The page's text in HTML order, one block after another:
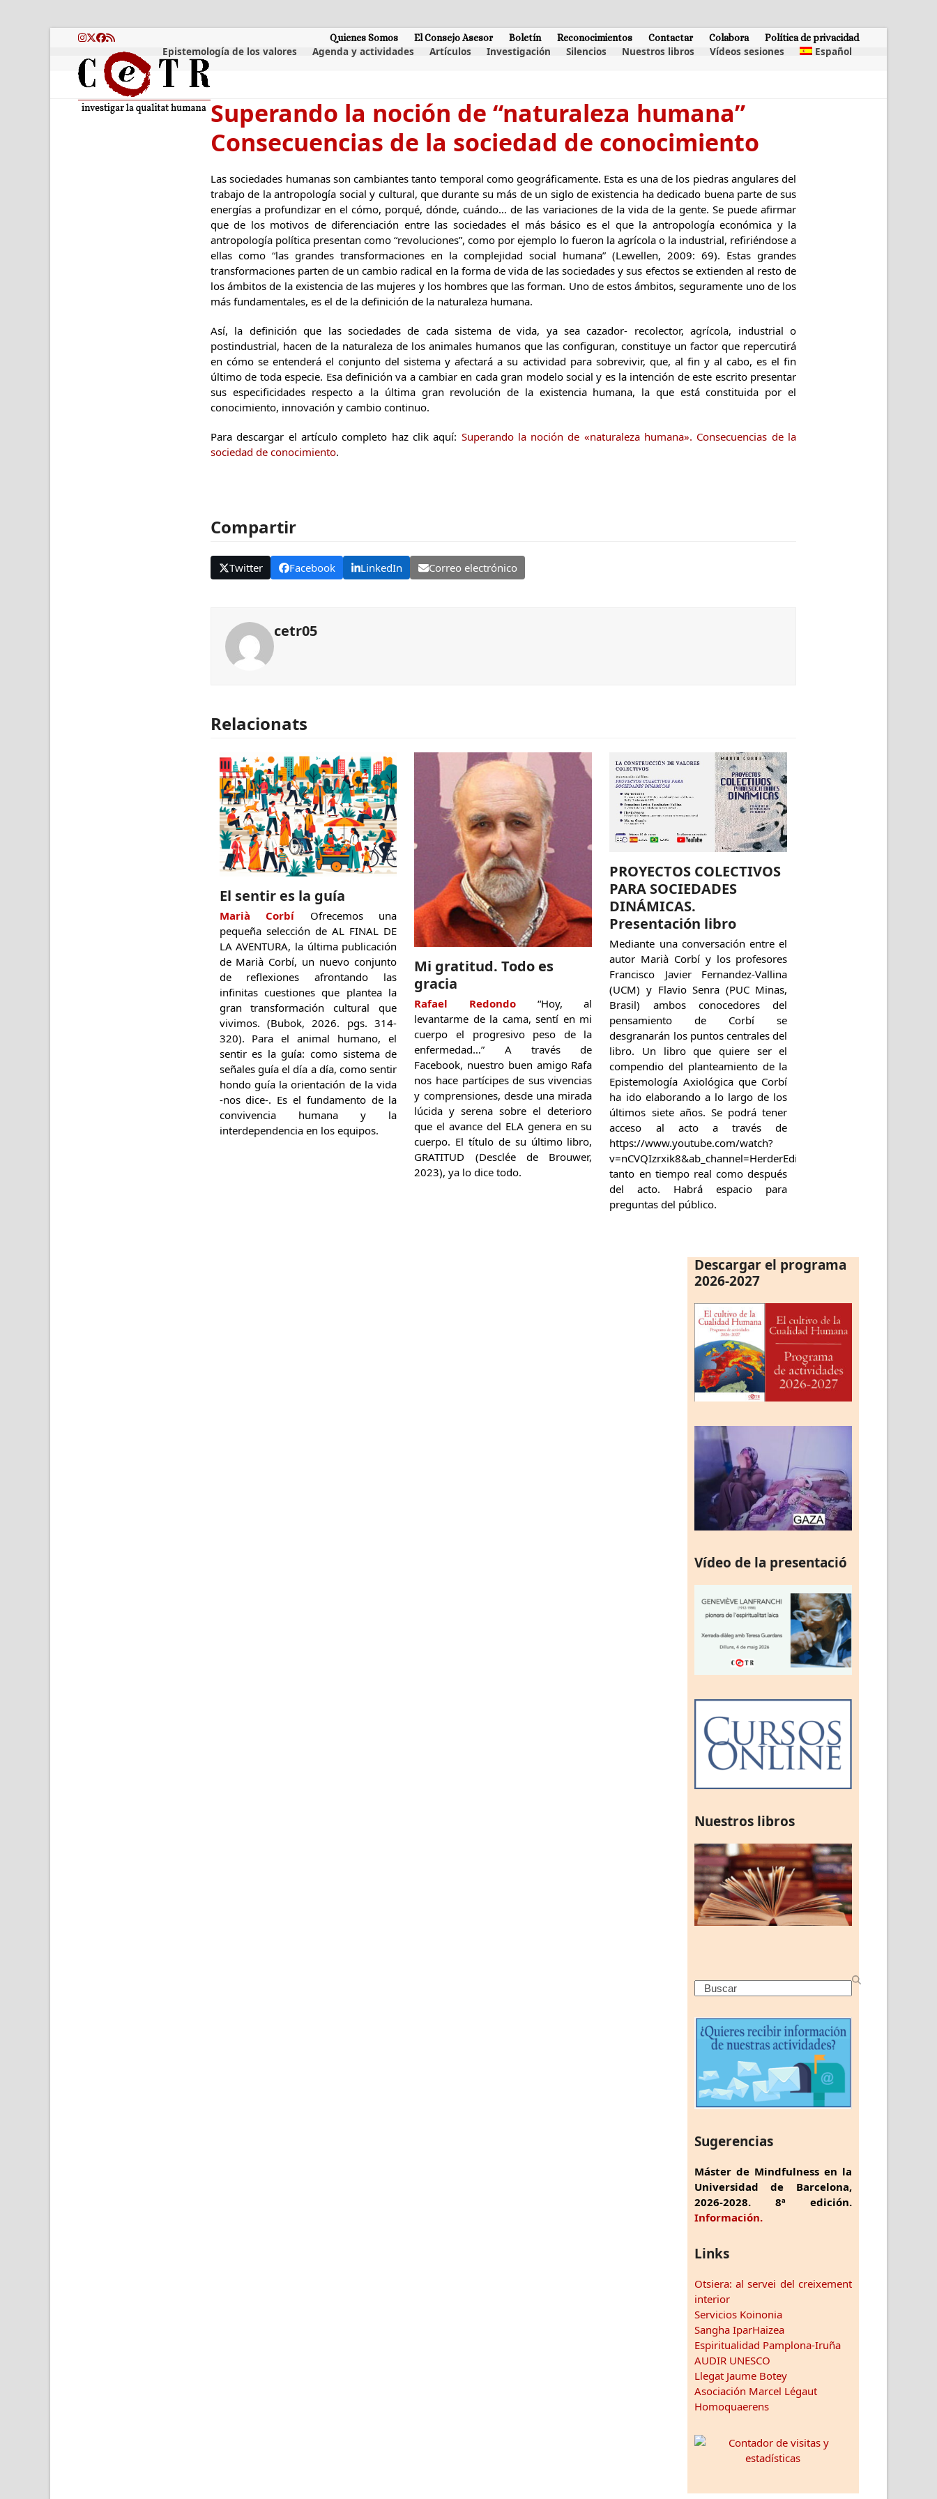
Instagram
Twitter
Facebook
RSS Quienes Somos El Consejo Asesor Boletín Reconocimientos Contactar Colabora Política de privacidad
Epistemología de los valores Agenda y actividades Artículos Investigación Silencios Nuestros libros Vídeos sesiones Español
Superando la noción de “naturaleza humana”
Consecuencias de la sociedad de conocimiento
Las sociedades humanas son cambiantes tanto temporal como geográficamente. Esta es una de los piedras angulares del
trabajo de la antropología social y cultural, que durante su más de un siglo de existencia ha dedicado buena parte de sus
energías a profundizar en el cómo, porqué, dónde, cuándo… de las variaciones de la vida de la gente. Se puede afirmar
que de los motivos de diferenciación entre las sociedades el más básico es el que la antropología económica y la
antropología política presentan como “revoluciones”, como por ejemplo lo fueron la agrícola o la industrial, refiriéndose a
ellas como “las grandes transformaciones en la complejidad social humana” (Lewellen, 2009: 69). Estas grandes
transformaciones parten de un cambio radical en la forma de vida de las sociedades y sus efectos se extienden al resto de
los ámbitos de la existencia de las mujeres y los hombres que las forman. Uno de estos ámbitos, seguramente uno de los
más fundamentales, es el de la definición de la naturaleza humana.
Así, la definición que las sociedades de cada sistema de vida, ya sea cazador- recolector, agrícola, industrial o
postindustrial, hacen de la naturaleza de los animales humanos que las configuran, constituye un factor que repercutirá
en cómo se entenderá el conjunto del sistema y afectará a su actividad para sobrevivir, que, al fin y al cabo, es el fin
último de toda especie. Esa definición va a cambiar en cada gran modelo social y es la intención de este escrito presentar
sus especificidades respecto a la última gran revolución de la existencia humana, la que está constituida por el
conocimiento, innovación y cambio continuo.
Para descargar el artículo completo haz clik aquí: Superando la noción de «naturaleza humana». Consecuencias de la
sociedad de conocimiento.
Compartir
Twitter Facebook LinkedIn Correo electrónico
cetr05
Relacionats
El sentir es la guía
Marià Corbí Ofrecemos una
pequeña selección de AL FINAL DE
LA AVENTURA, la última publicación
de Marià Corbí, un nuevo conjunto
de reflexiones afrontando las
infinitas cuestiones que plantea la
gran transformación cultural que
vivimos. (Bubok, 2026. pgs. 314-
320). Para el animal humano, el
sentir es la guía: como sistema de
señales guía el día a día, como sentir
hondo guía la orientación de la vida
-nos dice-. Es el fundamento de la
convivencia humana y la
interdependencia en los equipos.
Mi gratitud. Todo es
gracia
Rafael Redondo “Hoy, al
levantarme de la cama, sentí en mi
cuerpo el progresivo peso de la
enfermedad…” A través de
Facebook, nuestro buen amigo Rafa
nos hace partícipes de sus vivencias
y comprensiones, desde una mirada
lúcida y serena sobre el deterioro
que el avance del ELA genera en su
cuerpo. El título de su último libro,
GRATITUD (Desclée de Brouwer,
2023), ya lo dice todo.
PROYECTOS COLECTIVOS
PARA SOCIEDADES
DINÁMICAS.
Presentación libro
Mediante una conversación entre el
autor Marià Corbí y los profesores
Francisco Javier Fernandez-Vallina
(UCM) y Flavio Senra (PUC Minas,
Brasil) ambos conocedores del
pensamiento de Corbí se
desgranarán los puntos centrales del
libro. Un libro que quiere ser el
compendio del planteamiento de la
Epistemología Axiológica que Corbí
ha ido elaborando a lo largo de los
últimos siete años. Se podrá tener
acceso al acto a través de
https://www.youtube.com/watch?
v=nCVQIzrxik8&ab_channel=HerderEditorial
tanto en tiempo real como después
del acto. Habrá espacio para
preguntas del público.
Descargar el programa
2026-2027
Vídeo de la presentació
Nuestros libros
Search
Sugerencias
Máster de Mindfulness en la
Universidad de Barcelona,
2026-2028. 8ª edición.
Información.
Links
Otsiera: al servei del creixement
interior
Servicios Koinonia
Sangha IparHaizea
Espiritualidad Pamplona-Iruña
AUDIR UNESCO
Llegat Jaume Botey
Asociación Marcel Légaut
Homoquaerens